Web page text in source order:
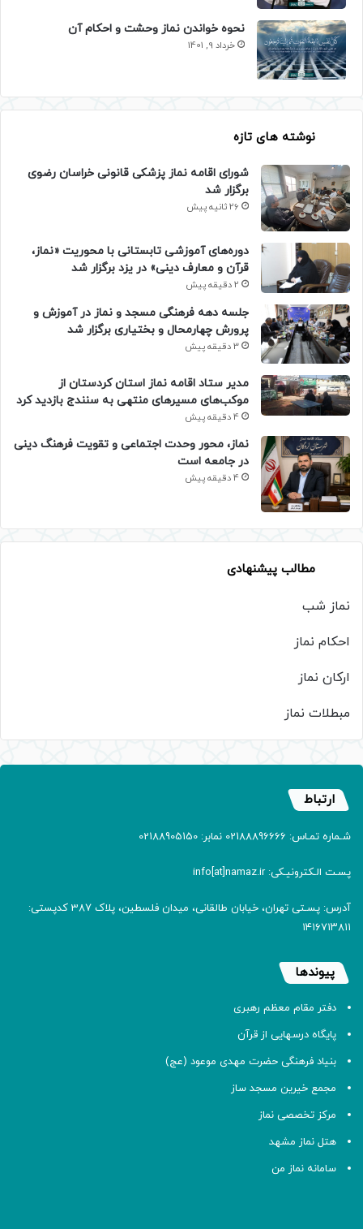
نحوه خواندن نماز وحشت و احکام آن
خرداد 9, 1401
نوشته های تازه
شورای اقامه نماز پزشکی قانونی خراسان رضوی
برگزار شد
26 ثانیه پیش
دوره‌های آموزشی تابستانی با محوریت «نماز،
قرآن و معارف دینی» در یزد برگزار شد
2 دقیقه پیش
جلسه دهه فرهنگی مسجد و نماز در آموزش و
پرورش چهارمحال و بختیاری برگزار شد
3 دقیقه پیش
مدیر ستاد اقامه نماز استان کردستان از
موکب‌های مسیرهای منتهی به سنندج بازدید کرد
4 دقیقه پیش
نماز، محور وحدت اجتماعی و تقویت فرهنگ دینی
در جامعه است
4 دقیقه پیش
مطالب پیشنهادی
نماز شب
احکام نماز
ارکان نماز
مبطلات نماز
ارتباط
شـماره تمـاس: 02188896666 نمابر: 02188905150
پسـت الـکترونیـکی: info[at]namaz.ir
آدرس: پسـتی تهران، خیابان طالقانی، میدان فلسطین، پلاک 387 کدپستی:
۱۴۱۶۷۱۳۸۱۱
پیوندها
دفتر مقام معظم رهبری
پایگاه درسهایی از قرآن
بنیاد فرهنگی حضرت مهدی موعود (عج)
مجمع خیرین مسجد ساز
مرکز تخصصی نماز
هتل نماز مشهد
سامانه نماز من